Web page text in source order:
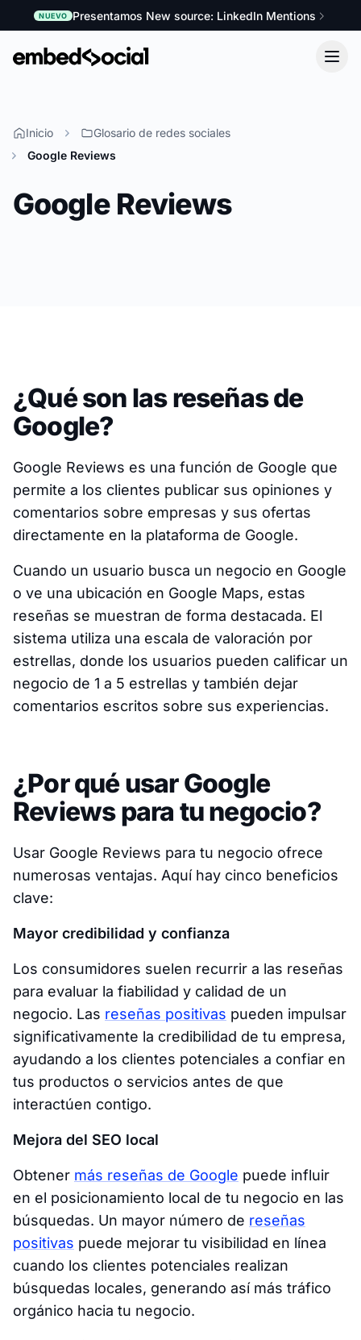
NUEVO Presentamos New source: LinkedIn Mentions
Inicio
Glosario de redes sociales
Google Reviews
Google Reviews
¿Qué son las reseñas de
Google?
Google Reviews es una función de Google que
permite a los clientes publicar sus opiniones y
comentarios sobre empresas y sus ofertas
directamente en la plataforma de Google.
Cuando un usuario busca un negocio en Google
o ve una ubicación en Google Maps, estas
reseñas se muestran de forma destacada. El
sistema utiliza una escala de valoración por
estrellas, donde los usuarios pueden calificar un
negocio de 1 a 5 estrellas y también dejar
comentarios escritos sobre sus experiencias.
¿Por qué usar Google
Reviews para tu negocio?
Usar Google Reviews para tu negocio ofrece
numerosas ventajas. Aquí hay cinco beneficios
clave:
Mayor credibilidad y confianza
Los consumidores suelen recurrir a las reseñas
para evaluar la fiabilidad y calidad de un
negocio. Las reseñas positivas pueden impulsar
significativamente la credibilidad de tu empresa,
ayudando a los clientes potenciales a confiar en
tus productos o servicios antes de que
interactúen contigo.
Mejora del SEO local
Obtener más reseñas de Google puede influir
en el posicionamiento local de tu negocio en las
búsquedas. Un mayor número de reseñas
positivas puede mejorar tu visibilidad en línea
cuando los clientes potenciales realizan
búsquedas locales, generando así más tráfico
orgánico hacia tu negocio.